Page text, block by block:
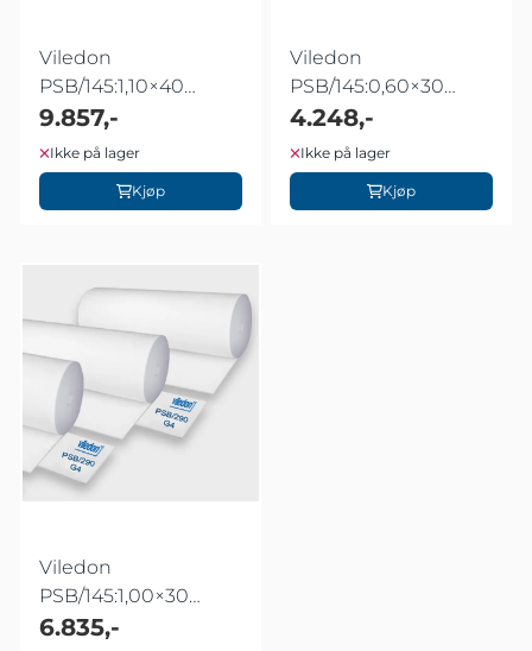
Viledon
PSB/145:1,10×40
meter
9.857,-
Ikke på lager
Kjøp
Viledon
PSB/145:0,60×30
meter
4.248,-
Ikke på lager
Kjøp
Viledon
PSB/145:1,00×30
meter
6.835,-